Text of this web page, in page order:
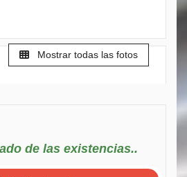
Mostrar todas las fotos
de las existencias..